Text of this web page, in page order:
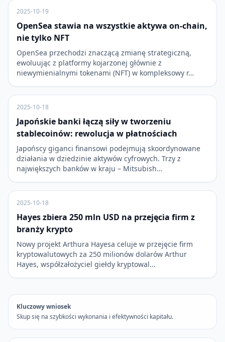
2025-10-19
OpenSea stawia na wszystkie aktywa on-chain,
nie tylko NFT
OpenSea przechodzi znaczącą zmianę strategiczną,
ewoluując z platformy kojarzonej głównie z
niewymienialnymi tokenami (NFT) w kompleksowy r…
2025-10-18
Japońskie banki łączą siły w tworzeniu
stablecoinów: rewolucja w płatnościach
Japońscy giganci finansowi podejmują skoordynowane
działania w dziedzinie aktywów cyfrowych. Trzy z
największych banków w kraju – Mitsubish…
2025-10-18
Hayes zbiera 250 mln USD na przejęcia firm z
branży krypto
Nowy projekt Arthura Hayesa celuje w przejęcie firm
kryptowalutowych za 250 milionów dolarów Arthur
Hayes, współzałożyciel giełdy kryptowal…
Kluczowy wniosek
Skup się na szybkości wykonania i efektywności kapitału.